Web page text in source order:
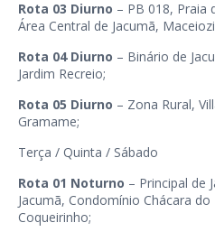
Rota 03 Diurno – PB 018, Praia
Área Central de Jacumã,
Rota 04 Diurno – Binário de
Jardim Recreio;
Rota 05 Diurno – Zona Rural,
Gramame;
Terça / Quinta / Sábado
Rota 01 Noturno – Principal de
Jacumã, Condomínio Chácara do
Coqueirinho;